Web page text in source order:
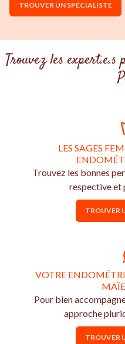
TROUVER UN SPÉCIALISTE
Trouvez les
LES SAGES
Trouvez les bonnes
respective et
TROUVER
VOTRE
Pour bien
approche
TROUVER